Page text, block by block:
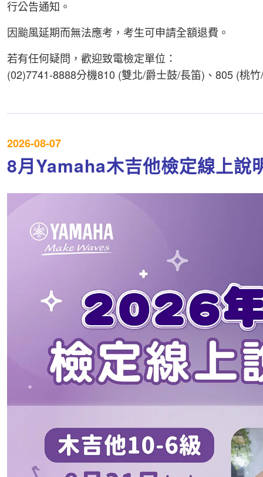
行公告通知。
因颱風延期而無法應考，考生可申請全額退費。
若有任何疑問，歡迎致電檢定單位：
(02)7741-8888分機810 (雙北/爵士鼓/長笛)、805 (桃
2026-08-07
8月Yamaha木吉他檢定線上說